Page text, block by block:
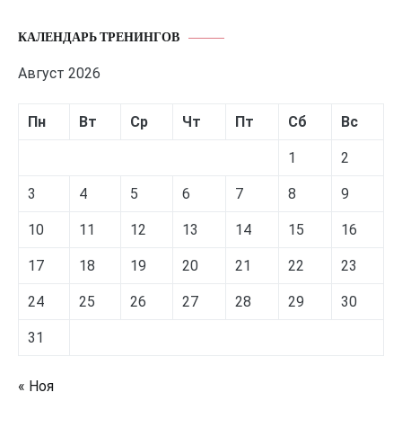
КАЛЕНДАРЬ ТРЕНИНГОВ
Август 2026
Пн Вт Ср Чт Пт Сб Вс
1 2
3 4 5 6 7 8 9
10 11 12 13 14 15 16
17 18 19 20 21 22 23
24 25 26 27 28 29 30
31
« Ноя